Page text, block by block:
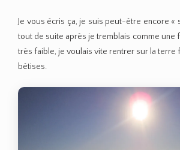
Je vous écris ça, je suis peut-être encore «
tout de suite après je tremblais comme une
très faible, je voulais vite rentrer sur la terre
bêtises.